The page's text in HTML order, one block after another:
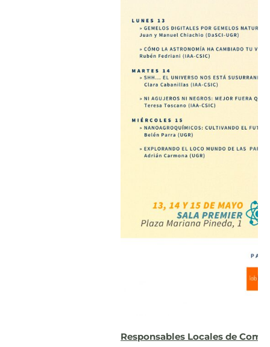
Responsables Locales de